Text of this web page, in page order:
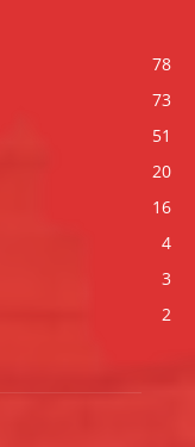
78
73
51
20
16
4
3
2